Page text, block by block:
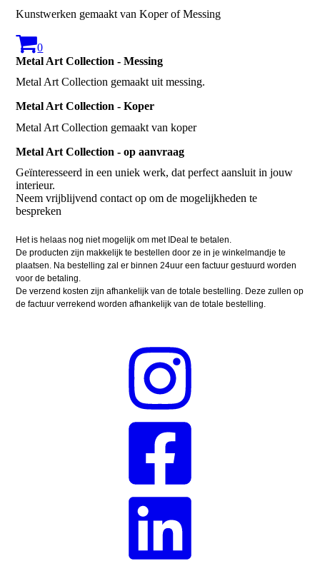
Kunstwerken gemaakt van Koper of Messing
0
Metal Art Collection - Messing
Metal Art Collection gemaakt uit messing.
Metal Art Collection - Koper
Metal Art Collection gemaakt van koper
Metal Art Collection - op aanvraag
Geïnteresseerd in een uniek werk, dat perfect aansluit in jouw
interieur.
Neem vrijblijvend contact op om de mogelijkheden te
bespreken
Het is helaas nog niet mogelijk om met IDeal te betalen.
De producten zijn makkelijk te bestellen door ze in je winkelmandje te
plaatsen. Na bestelling zal er binnen 24uur een factuur gestuurd worden
voor de betaling.
De verzend kosten zijn afhankelijk van de totale bestelling. Deze zullen op
de factuur verrekend worden afhankelijk van de totale bestelling.